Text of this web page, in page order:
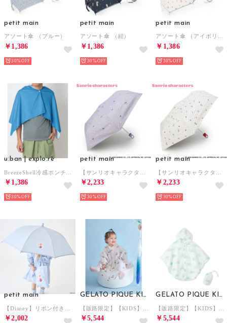
petit main
アソート傘 （ブルー）
￥1,386
30%
petit main
アソート傘 （紺）
￥1,386
30%
petit main
￥1,386
30%
u:ban | explo:re
￥1,386
30%
petit main
￥2,233
30%
petit main
￥2,233
30%
petit main
￥2,002
GELATO PIQUE KIDS & BABY
￥5,544
GELATO PIQUE KIDS & BABY
￥5,544